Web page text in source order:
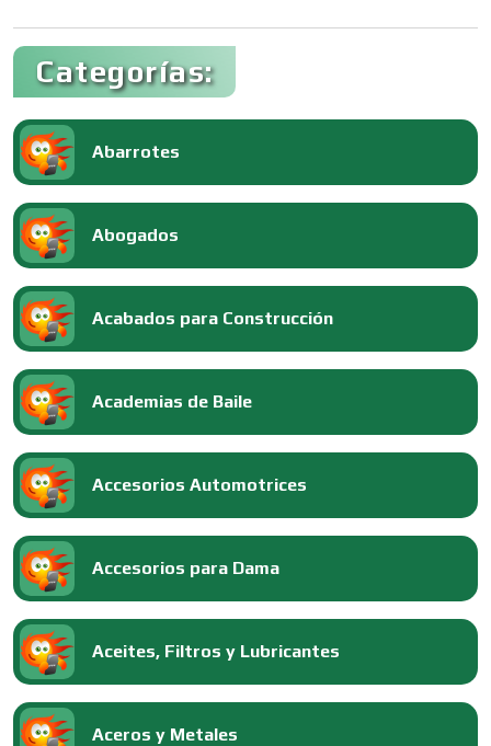
Categorías:
Abarrotes
Abogados
Acabados para Construcción
Academias de Baile
Accesorios Automotrices
Accesorios para Dama
Aceites, Filtros y Lubricantes
Aceros y Metales